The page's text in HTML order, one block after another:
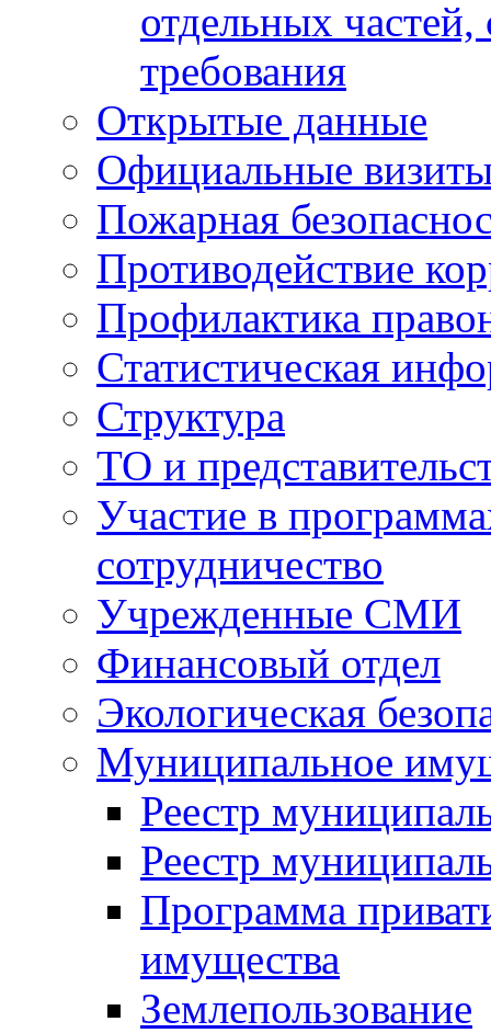
отдельных
требования
Открытые данные
Официальные
Пожарная
Противодействие
Профилактика
Статистическая
Структура
ТО и
Участие в
сотрудничество
Учрежденные СМИ
Финансовый отдел
Экологическая
Муниципальное
Реестр
Реестр
Программа
имущества
Землепользование